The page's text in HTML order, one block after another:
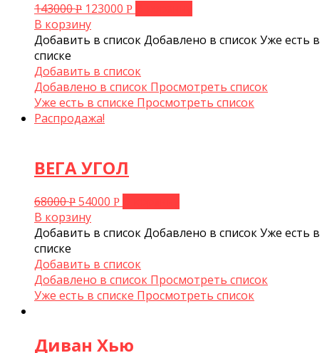
143000Р 123000 Р
В корзину
Добавить в списокДобавлено в списокУже есть в
списке
Добавить в список
Добавлено в список Просмотреть список
Уже есть в списке Просмотреть список
Распродажа!
ВЕГА УГОЛ
68000Р 54000 Р
В корзину
Добавить в списокДобавлено в списокУже есть в
списке
Добавить в список
Добавлено в список Просмотреть список
Уже есть в списке Просмотреть список
Диван Хью